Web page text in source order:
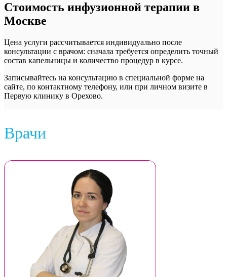
Стоимость инфузионной терапии в
Москве
Цена услуги рассчитывается индивидуально после
консультации с врачом: сначала требуется определить точный
состав капельницы и количество процедур в курсе.
Записывайтесь на консультацию в специальной форме на
сайте, по контактному телефону, или при личном визите в
Первую клинику в Орехово.
Врачи